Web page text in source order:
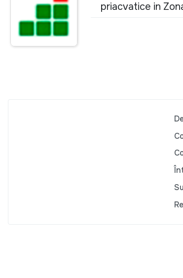
priacvatice in